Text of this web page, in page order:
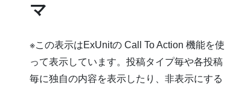
マ
※この表示はExUnitの Call To Action 機能を使
って表示しています。投稿タイプ毎や各投稿
毎に独自の内容を表示したり、非表示にする